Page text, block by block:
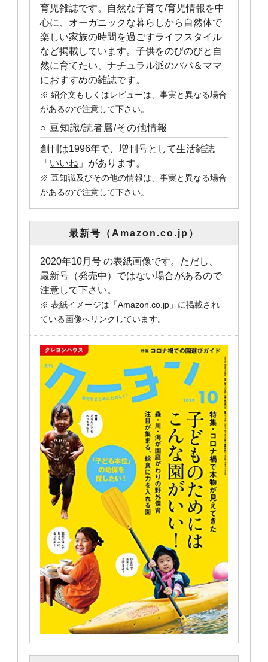
育児雑誌です。自然な子育て/育児情報を中
心に、オーガニックな暮らしから自然体で
楽しい家族の時間を過ごすライフスタイル
など掲載しています。子供をのびのびと自
然に育てたい、ナチュラル派のパパ＆ママ
におすすめの雑誌です。
※ 紹介文もしくはレビューは、事実と異なる場合
があるので注意して下さい。
○ 豆知識/読者層/その他情報
創刊は1996年で、増刊号として生活雑誌
「 いいね 」があります。
※ 豆知識及びその他の情報は、事実と異なる場合
があるので注意して下さい。
最新号（Amazon.co.jp）
2020年10月号 の表紙画像です。ただし、
最新号（発売中）ではない場合があるので
注意して下さい。
※ 表紙イメージは「Amazon.co.jp」に掲載され
ている画像へリンクしています。